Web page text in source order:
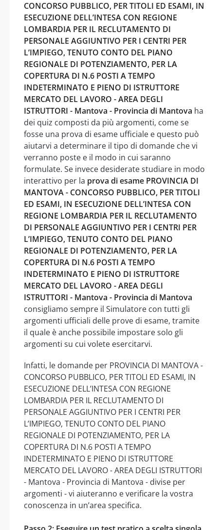
CONCORSO PUBBLICO, PER TITOLI ED ESAMI, IN
ESECUZIONE DELL’INTESA CON REGIONE
LOMBARDIA PER IL RECLUTAMENTO DI
PERSONALE AGGIUNTIVO PER I CENTRI PER
L’IMPIEGO, TENUTO CONTO DEL PIANO
REGIONALE DI POTENZIAMENTO, PER LA
COPERTURA DI N.6 POSTI A TEMPO
INDETERMINATO E PIENO DI ISTRUTTORE
MERCATO DEL LAVORO - AREA DEGLI
ISTRUTTORI - Mantova - Provincia di Mantova ha
dei quiz composti da più argomenti, come se
fosse una prova di esame ufficiale e questo può
aiutarvi a determinare il tipo di domande che vi
verranno poste e il modo in cui saranno
formulate. Se invece desiderate studiare in modo
interattivo per la prova di esame PROVINCIA DI
MANTOVA - CONCORSO PUBBLICO, PER TITOLI
ED ESAMI, IN ESECUZIONE DELL’INTESA CON
REGIONE LOMBARDIA PER IL RECLUTAMENTO
DI PERSONALE AGGIUNTIVO PER I CENTRI PER
L’IMPIEGO, TENUTO CONTO DEL PIANO
REGIONALE DI POTENZIAMENTO, PER LA
COPERTURA DI N.6 POSTI A TEMPO
INDETERMINATO E PIENO DI ISTRUTTORE
MERCATO DEL LAVORO - AREA DEGLI
ISTRUTTORI - Mantova - Provincia di Mantova
consigliamo sempre il Simulatore con tutti gli
argomenti ufficiali delle prove di esame, tramite
il quale è anche possibile impostare solo gli
argomenti su cui volete esercitarvi.
Infatti, le domande per PROVINCIA DI MANTOVA -
CONCORSO PUBBLICO, PER TITOLI ED ESAMI, IN
ESECUZIONE DELL’INTESA CON REGIONE
LOMBARDIA PER IL RECLUTAMENTO DI
PERSONALE AGGIUNTIVO PER I CENTRI PER
L’IMPIEGO, TENUTO CONTO DEL PIANO
REGIONALE DI POTENZIAMENTO, PER LA
COPERTURA DI N.6 POSTI A TEMPO
INDETERMINATO E PIENO DI ISTRUTTORE
MERCATO DEL LAVORO - AREA DEGLI ISTRUTTORI
- Mantova - Provincia di Mantova - divise per
argomenti - vi aiuteranno e verificare la vostra
conoscenza in un’area specifica.